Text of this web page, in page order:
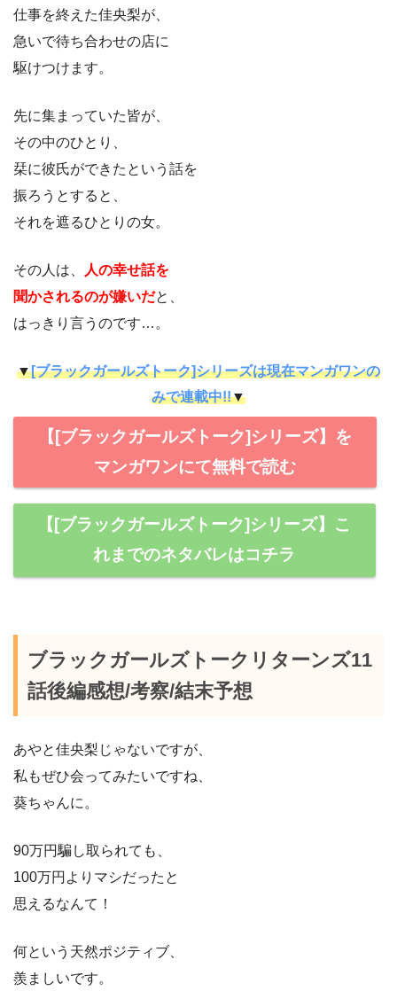
仕事を終えた佳央梨が、
急いで待ち合わせの店に
駆けつけます。
先に集まっていた皆が、
その中のひとり、
栞に彼氏ができたという話を
振ろうとすると、
それを遮るひとりの女。
その人は、
人の幸せ話を
聞かされるのが嫌いだと、
はっきり言うのです…。
▼[ブラックガールズトーク]シリーズは現在マンガワンの
みで連載中!!▼
【[ブラックガールズトーク]シリーズ】を
マンガワンにて無料で読む
【[ブラックガールズトーク]シリーズ】こ
れまでのネタバレはコチラ
ブラックガールズトークリターンズ11
話後編感想/考察/結末予想
あやと佳央梨じゃないですが、
私もぜひ会ってみたいですね、
葵ちゃんに。
90万円騙し取られても、
100万円よりマシだったと
思えるなんて！
何という天然ポジティブ、
羨ましいです。